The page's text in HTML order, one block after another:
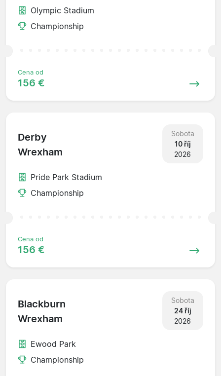
Olympic Stadium
Championship
Cena od
156 €
Derby
Wrexham
Sobota
10 říj
2026
Pride Park Stadium
Championship
Cena od
156 €
Blackburn
Wrexham
Sobota
24 říj
2026
Ewood Park
Championship